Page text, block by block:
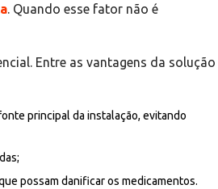
. Quando esse fator não é
Entre as vantagens da solução
principal da instalação, evitando
possam danificar os medicamentos.